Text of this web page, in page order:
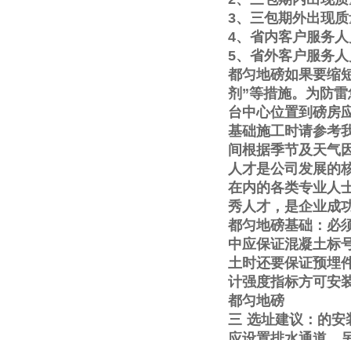
3、三包期外出现
4、省内客户服务
5、省外客户服务
都匀地磅如果要缩
剂 ”等措施。为防
台中心位置到磅房
基础施工时请参考
间根据季节及天气
人才是公司发展的
在内的各类专业人
秀人才，是企业成
都匀地磅基础：必
中应保证混凝土标
土时还要保证预埋
计强度指标方可安
都匀地磅
三 选址建议：的安